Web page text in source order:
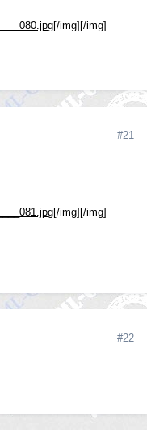
[/img][/img]
#21
[/img][/img]
#22